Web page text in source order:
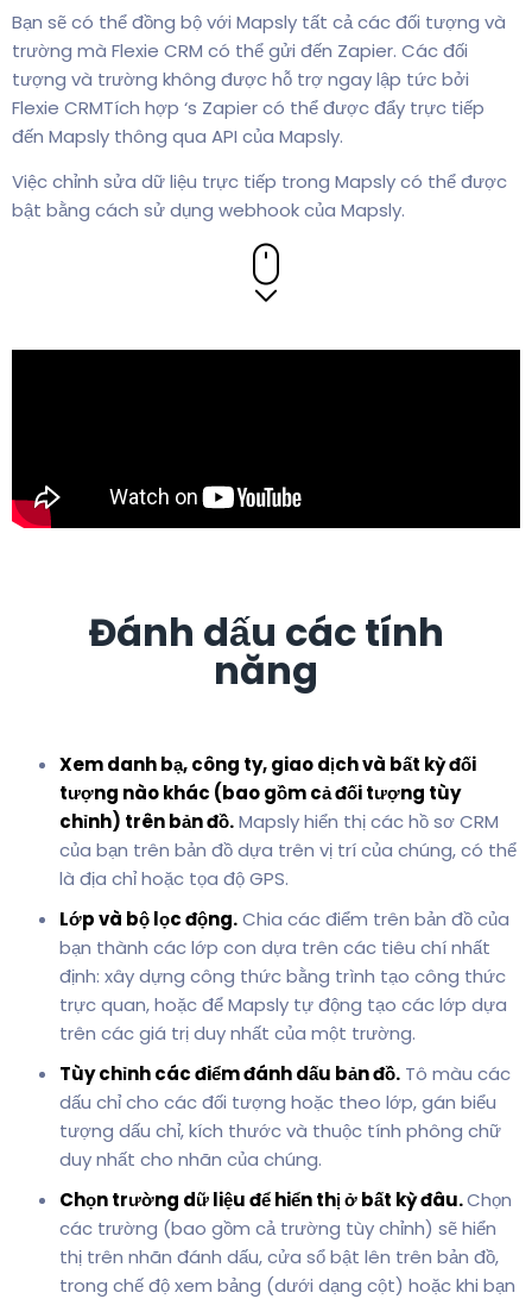
Bạn sẽ có thể đồng bộ với Mapsly tất cả các đối tượng và
trường mà Flexie CRM có thể gửi đến Zapier. Các đối
tượng và trường không được hỗ trợ ngay lập tức bởi
Flexie CRMTích hợp ‘s Zapier có thể được đẩy trực tiếp
đến Mapsly thông qua API của Mapsly.
Việc chỉnh sửa dữ liệu trực tiếp trong Mapsly có thể được
bật bằng cách sử dụng webhook của Mapsly.
Đánh dấu các tính
năng
Xem danh bạ, công ty, giao dịch và bất kỳ đối
tượng nào khác (bao gồm cả đối tượng tùy
chỉnh) trên bản đồ.Mapsly hiển thị các hồ sơ CRM
của bạn trên bản đồ dựa trên vị trí của chúng, có thể
là địa chỉ hoặc tọa độ GPS.
Lớp và bộ lọc động.Chia các điểm trên bản đồ của
bạn thành các lớp con dựa trên các tiêu chí nhất
định: xây dựng công thức bằng trình tạo công thức
trực quan, hoặc để Mapsly tự động tạo các lớp dựa
trên các giá trị duy nhất của một trường.
Tùy chỉnh các điểm đánh dấu bản đồ. Tô màu các
dấu chỉ cho các đối tượng hoặc theo lớp, gán biểu
tượng dấu chỉ, kích thước và thuộc tính phông chữ
duy nhất cho nhãn của chúng.
Chọn trường dữ liệu để hiển thị ở bất kỳ đâu.Chọn
các trường (bao gồm cả trường tùy chỉnh) sẽ hiển
thị trên nhãn đánh dấu, cửa sổ bật lên trên bản đồ,
trong chế độ xem bảng (dưới dạng cột) hoặc khi bạn